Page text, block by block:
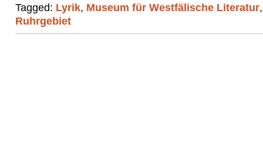
Tagged: Lyrik, Museum für Westfälische Literatur,
Ruhrgebiet